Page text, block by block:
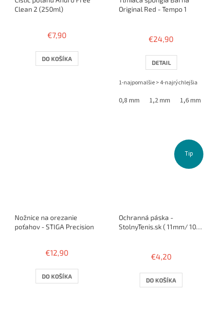
Clean 2 (250ml)
€7,90
DO KOŠÍKA
Original Red - Tempo 1
produktu
1,0
z
hviezdičiek.
€24,90
DETAIL
1-najpomalšie > 4-najrýchlejšia
0,8 mm 1,2 mm 1,6 mm
Nožnice na orezanie
poťahov - STIGA Precision
€12,90
DO KOŠÍKA
Tip
Ochranná páska -
StolnyTenis.sk ( 11mm/ 10
produktu
5,0
z
€4,20
DO KOŠÍKA